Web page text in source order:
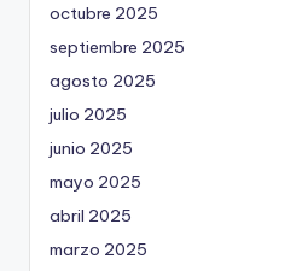
octubre 2025
septiembre 2025
agosto 2025
julio 2025
junio 2025
mayo 2025
abril 2025
marzo 2025